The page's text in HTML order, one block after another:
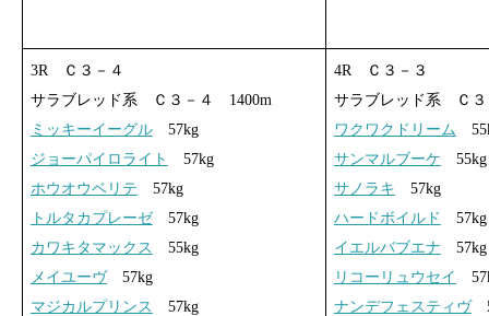
3R Ｃ３－４
サラブレッド系 Ｃ３－４ 1400m
ミッキーイーグル57kg
ジョーパイロライト
57kg
ホウオウベリテ 57kg
トルタカプレーゼ57kg
カワキタマックス
55kg
メイユーヴ57kg
マジカルプリンス
57kg
4R Ｃ３－３
サラブレッド系 Ｃ
ワクワクドリーム
サンマルブーケ 55kg
サノラキ 57kg
ハードボイルド
57kg
イエルバブエナ 57kg
リコーリュウセイ
ナンデフェスティヴ